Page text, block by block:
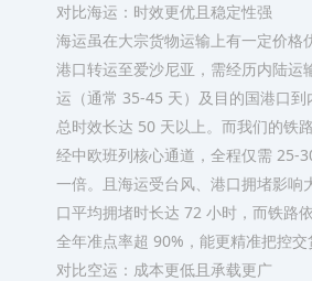
对比海运：时效更优且稳定性强​
海运虽在大宗货物运输上有一定价格
港口转运至爱沙尼亚，需经历内陆运
运（通常 35-45 天）及目的国港口到
总时效长达 50 天以上。而我们的铁
经中欧班列核心通道，全程仅需 25-
一倍。且海运受台风、港口拥堵影响
口平均拥堵时长达 72 小时，而铁路
全年准点率超 90%，能更精准把控交
对比空运：成本更低且承载更广​